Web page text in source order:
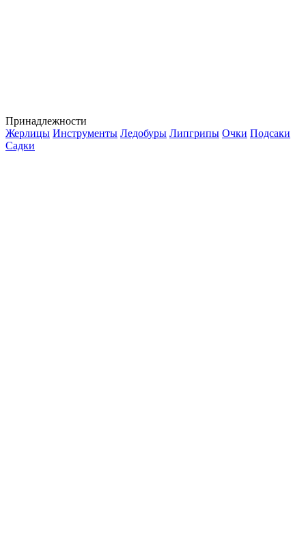
Принадлежности
Жерлицы Инструменты Ледобуры Липгрипы Очки Подсаки
Садки